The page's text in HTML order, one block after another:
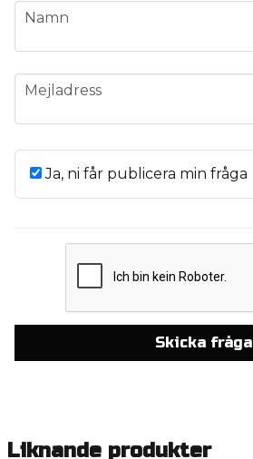
name
Namn
email
Mejladress
Ja, ni får publicera min fråga
Skicka fråga
Liknande produkter